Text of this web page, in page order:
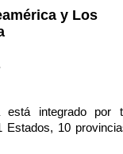
y Los
está integrado por
Estados, 10